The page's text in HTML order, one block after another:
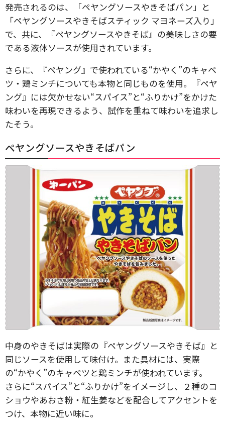
発売されるのは、「ペヤングソースやきそばパン」と
「ペヤングソースやきそばスティック マヨネーズ入り」
で、共に、『ペヤングソースやきそば』の美味しさの要
である液体ソースが使用されています。
さらに、『ペヤング』で使われている“かやく”のキャベ
ツ・鶏ミンチについても本物と同じものを使用。『ペヤ
ング』には欠かせない“スパイス”と“ふりかけ”をかけた
味わいを再現できるよう、試作を重ねて味わいを追求し
たそう。
ペヤングソースやきそばパン
中身のやきそばは実際の『ペヤングソースやきそば』と
同じソースを使用して味付け。また具材には、実際
の“かやく”のキャベツと鶏ミンチが使われています。
さらに“スパイス”と“ふりかけ”をイメージし、２種のコ
ショウやあおさ粉・紅生姜などを配合してアクセントを
つけ、本物に近い味に。